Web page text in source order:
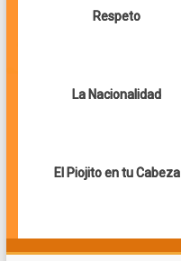
Respeto
La Nacionalidad
El Piojito en tu Cabeza